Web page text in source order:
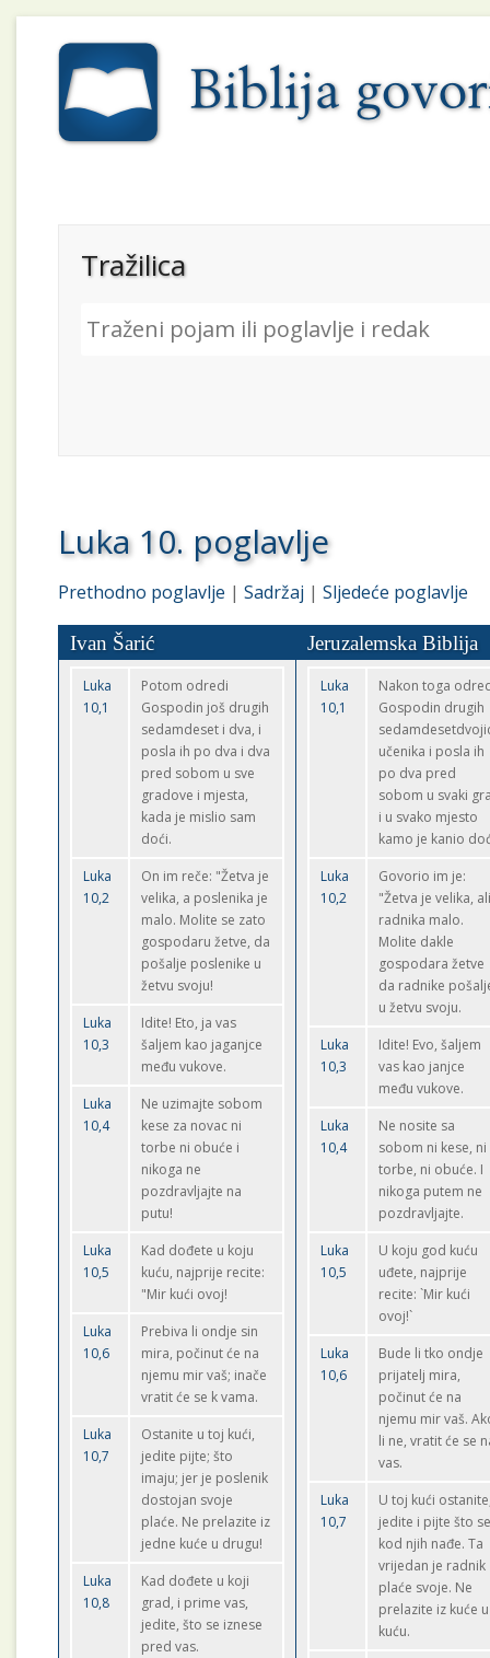
Tražilica
Luka 10. poglavlje
Prethodno poglavlje |Sadržaj |Sljedeće poglavlje
Ivan Šarić Jeruzalemska Biblija
Luka
10,1
Potom odredi
Gospodin još drugih
sedamdeset i dva, i
posla ih po dva i dva
pred sobom u sve
gradove i mjesta,
kada je mislio sam
doći.
Luka
10,2
On im reče: "Žetva je
velika, a poslenika je
malo. Molite se zato
gospodaru žetve, da
pošalje poslenike u
žetvu svoju!
Luka
10,3
Idite! Eto, ja vas
šaljem kao jaganjce
među vukove.
Luka
10,4
Ne uzimajte sobom
kese za novac ni
torbe ni obuće i
nikoga ne
pozdravljajte na
putu!
Luka
10,5
Kad dođete u koju
kuću, najprije recite:
"Mir kući ovoj!
Luka
10,6
Prebiva li ondje sin
mira, počinut će na
njemu mir vaš; inače
vratit će se k vama.
Luka
10,7
Ostanite u toj kući,
jedite pijte; što
imaju; jer je poslenik
dostojan svoje
plaće. Ne prelazite iz
jedne kuće u drugu!
Luka
10,8
Kad dođete u koji
grad, i prime vas,
jedite, što se iznese
pred vas.
Luka
10,1
Nakon toga
Gospodin drugih
učenika i posla ih
po dva pred
sobom u svaki
i u svako mjesto
kamo je kanio
Luka
10,2
Govorio im je:
"Žetva je velika,
radnika malo.
Molite dakle
gospodara žetve
da radnike
u žetvu svoju.
Luka
10,3
Idite! Evo, šaljem
vas kao janjce
među vukove.
Luka
10,4
Ne nosite sa
sobom ni kese, ni
torbe, ni obuće. I
nikoga putem ne
pozdravljajte.
Luka
10,5
U koju god kuću
uđete, najprije
recite: `Mir kući
ovoj!`
Luka
10,6
Bude li tko ondje
prijatelj mira,
počinut će na
njemu mir vaš.
li ne, vratit će se
vas.
Luka
10,7
U toj kući
jedite i pijte što
kod njih nađe. Ta
vrijedan je radnik
plaće svoje. Ne
prelazite iz kuće u
kuću.